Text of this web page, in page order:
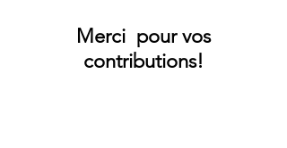
Merci pour vos
contributions!